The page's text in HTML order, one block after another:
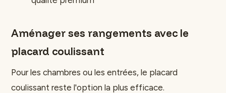
Aménager ses rangements avec le
placard coulissant
Pour les chambres ou les entrées, le placard
coulissant reste l'option la plus efficace.